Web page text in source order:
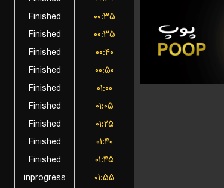
Finished
۰۰:۳۵
Finished
۰۰:۳۵
Finished
۰۰:۴۰
Finished
۰۰:۵۰
Finished
۰۱:۰۰
Finished
۰۱:۰۵
Finished
۰۱:۲۵
Finished
۰۱:۴۰
Finished
۰۱:۴۵
inprogress
۰۱:۵۵